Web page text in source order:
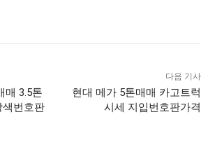
매 3.5톤
색번호판
다음 기사
현대 메가 5톤매매 카고트럭
시세 지입번호판가격